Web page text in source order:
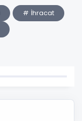
# İhracat